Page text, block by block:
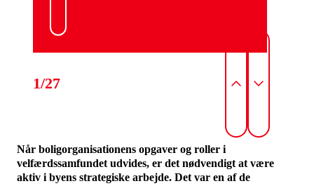
1/27
Når boligorganisationens opgaver og roller i
velfærdssamfundet udvides, er det nødvendigt at være
aktiv i byens strategiske arbejde. Det var en af de